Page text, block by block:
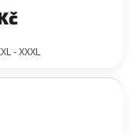
- XXXL